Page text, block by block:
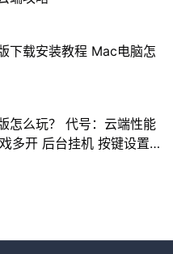
下载安装教程 Mac电脑怎
怎么玩？ 代号：云端性能
多开 后台挂机 按键设置